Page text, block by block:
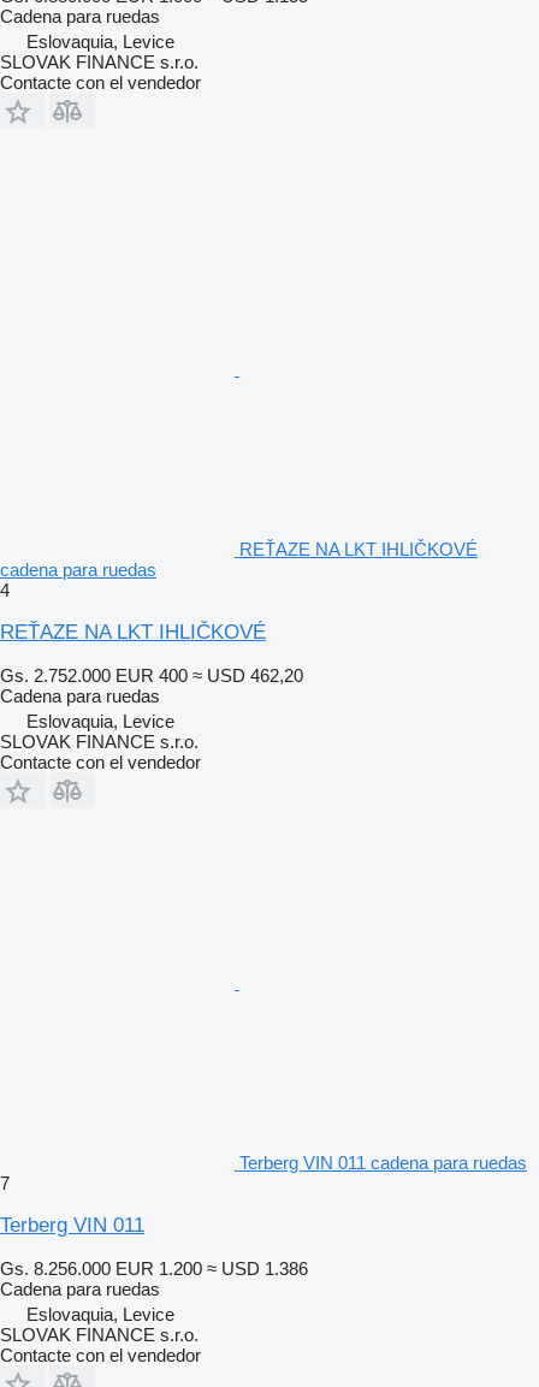
Cadena para ruedas
Eslovaquia, Levice
SLOVAK FINANCE s.r.o.
Contacte con el vendedor
REŤAZE NA LKT IHLIČKOVÉ
cadena para ruedas
4
REŤAZE NA LKT IHLIČKOVÉ
Gs. 2.752.000 EUR 400 ≈ USD 462,20
Cadena para ruedas
Eslovaquia, Levice
SLOVAK FINANCE s.r.o.
Contacte con el vendedor
Terberg VIN 011 cadena para ruedas
7
Terberg VIN 011
Gs. 8.256.000 EUR 1.200 ≈ USD 1.386
Cadena para ruedas
Eslovaquia, Levice
SLOVAK FINANCE s.r.o.
Contacte con el vendedor